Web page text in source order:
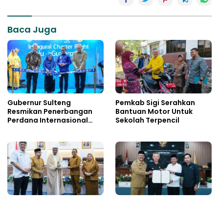
Baca Juga
Gubernur Sulteng
Resmikan Penerbangan
Perdana Internasional
Pemkab Sigi Serahkan
Bantuan Motor Untuk
Sekolah Terpencil